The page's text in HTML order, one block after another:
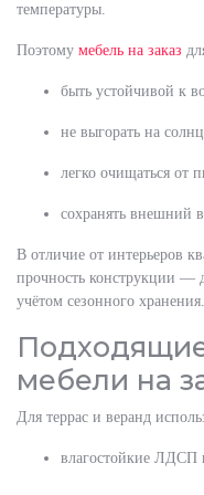
температуры.
Поэтому мебель на заказ
быть устойчивой к
не выгорать на
легко очищаться от
сохранять внешний
В отличие от интерьеров
прочность конструкции —
учётом сезонного хранения.
мебели на
Для террас и веранд
влагостойкие